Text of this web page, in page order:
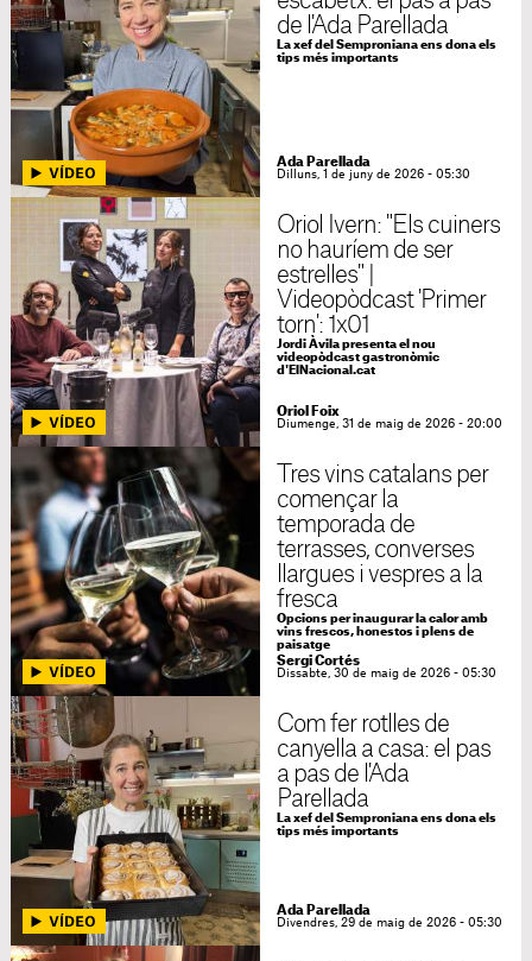
de l'Ada Parellada
La xef del Semproniana ens dona els
tips més importants
Ada Parellada
Dilluns, 1 de juny de 2026 - 05:30
Oriol Ivern: "Els cuiners
no hauríem de ser
estrelles" |
Videopòdcast 'Primer
torn': 1x01
Jordi Àvila presenta el nou
videopòdcast gastronòmic
d'ElNacional.cat
Oriol Foix
Diumenge, 31 de maig de 2026 - 20:00
Tres vins catalans per
començar la
temporada de
terrasses, converses
llargues i vespres a la
fresca
Opcions per inaugurar la calor amb
vins frescos, honestos i plens de
paisatge
Sergi Cortés
Dissabte, 30 de maig de 2026 - 05:30
Com fer rotlles de
canyella a casa: el pas
a pas de l'Ada
Parellada
La xef del Semproniana ens dona els
tips més importants
Ada Parellada
Divendres, 29 de maig de 2026 - 05:30